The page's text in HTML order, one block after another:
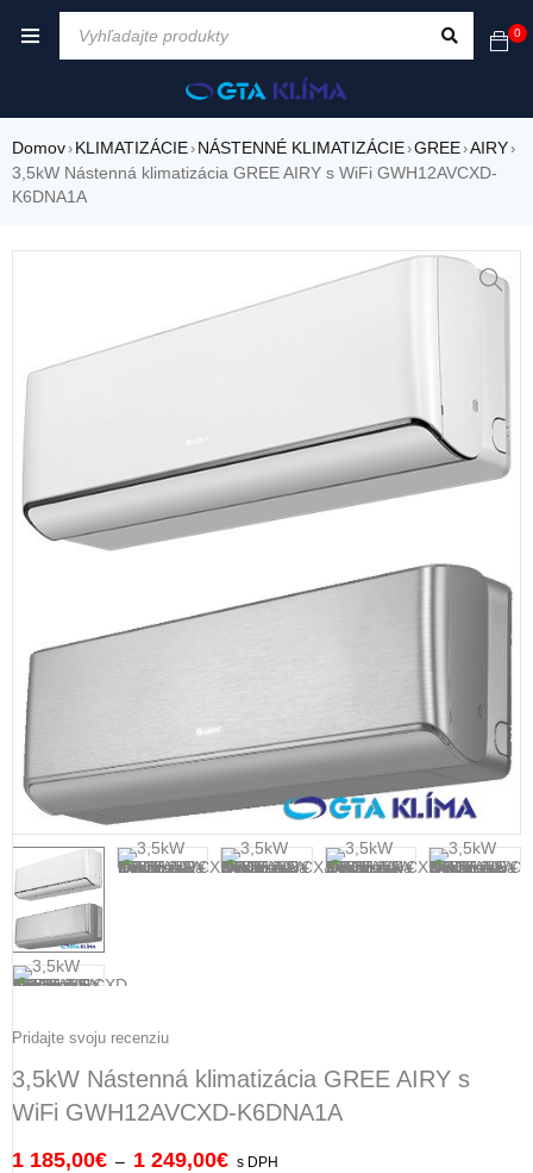
0
Domov› KLIMATIZÁCIE› NÁSTENNÉ KLIMATIZÁCIE›GREE›AIRY›
3,5kW Nástenná klimatizácia GREE AIRY s WiFi GWH12AVCXD-
K6DNA1A
Pridajte svoju recenziu
3,5kW Nástenná klimatizácia GREE AIRY s
WiFi GWH12AVCXD-K6DNA1A
1 185,00€ – 1 249,00€ s DPH